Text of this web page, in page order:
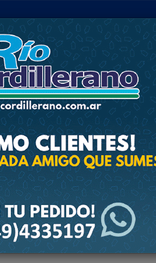
POLICIALES DEPORTES SOCIEDAD